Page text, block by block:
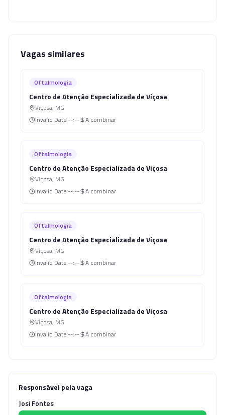
Vagas similares
Oftalmologia
Centro de Atenção Especializada de Viçosa
Viçosa, MG
Invalid Date --:-- A combinar
Oftalmologia
Centro de Atenção Especializada de Viçosa
Viçosa, MG
Invalid Date --:-- A combinar
Oftalmologia
Centro de Atenção Especializada de Viçosa
Viçosa, MG
Invalid Date --:-- A combinar
Oftalmologia
Centro de Atenção Especializada de Viçosa
Viçosa, MG
Invalid Date --:-- A combinar
Responsável pela vaga
Josi Fontes